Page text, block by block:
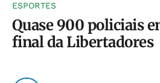
ESPORTES
Quase 900 policiais
final da Libertadores